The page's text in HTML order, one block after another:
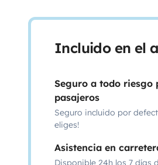
Incluido en el
Seguro a todo riesgo
pasajeros
Seguro incluido por
eliges!
Asistencia en
Disponible 24h los 7 días